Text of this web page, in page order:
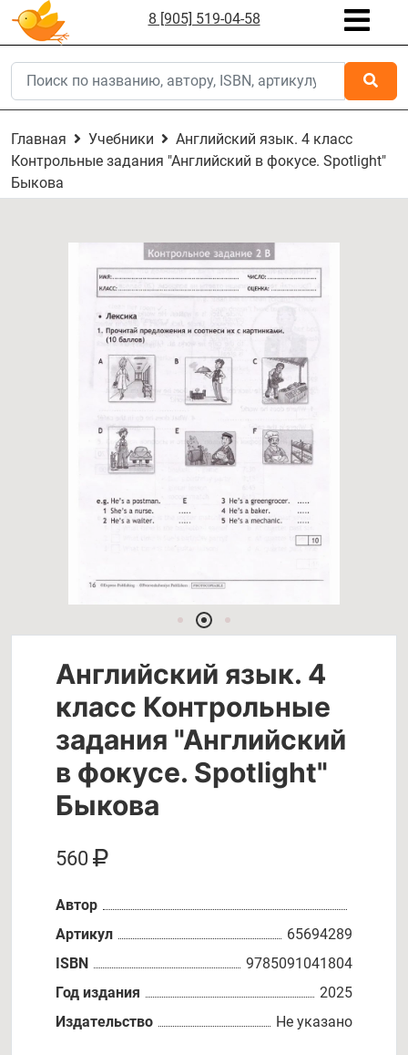
8 [905] 519-04-58
Главная Учебники
Английский язык. 4 класс
Контрольные задания "Английский в фокусе. Spotlight"
Быкова
Английский язык. 4
класс Контрольные
задания "Английский
в фокусе. Spotlight"
Быкова
560
Автор
Артикул
65694289
ISBN
9785091041804
Год издания
2025
Издательство
Не указано